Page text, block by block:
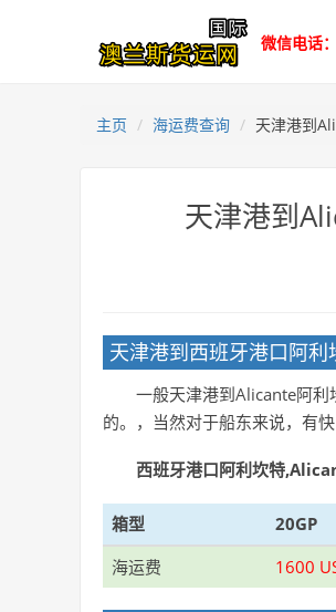
微信电话
主页 海运费查询 天津港到
天津港到
天津港到西班牙港口阿
一般天津港到Alicante阿
的。，当然对于船东来说，有
西班牙港口阿利坎特
箱型 20GP
海运费
1600